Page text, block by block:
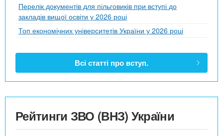
Перелік документів для пільговиків при вступі до
закладів вищої освіти у 2026 році
Топ економічних університетів України у 2026 році
Всі статті про вступ.
Рейтинги ЗВО (ВНЗ) України